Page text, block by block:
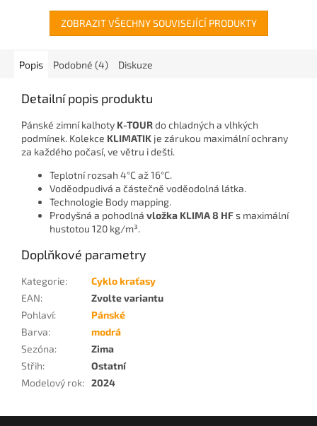
ZOBRAZIT VŠECHNY SOUVISEJÍCÍ PRODUKTY
Popis Podobné (4) Diskuze
Detailní popis produktu
Pánské zimní kalhoty K-TOURdo chladných a vlhkých
podmínek. Kolekce KLIMATIK je zárukou maximální ochrany
za každého počasí, ve větru i dešti.
Teplotní rozsah 4°C až 16°C.
Voděodpudivá a částečně voděodolná látka.
Technologie Body mapping.
Prodyšná a pohodlná vložka KLIMA 8 HFs maximální
hustotou 120 kg/m³.
Doplňkové parametry
Kategorie:
Cyklo kraťasy
EAN:
Zvolte variantu
Pohlaví:
Pánské
Barva:
modrá
Sezóna:
Zima
Střih:
Ostatní
Modelový rok: 2024